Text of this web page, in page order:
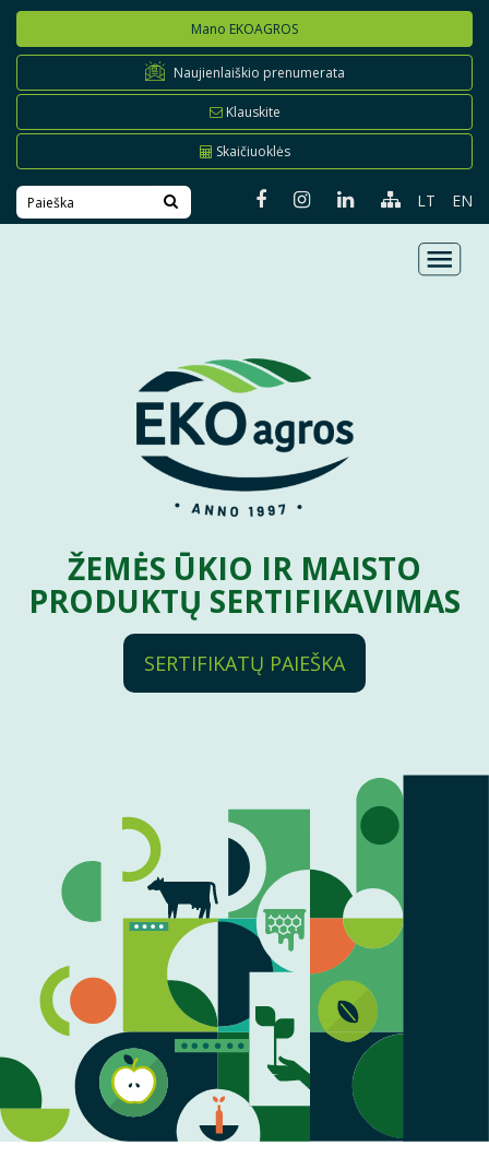
Mano EKOAGROS
Naujienlaiškio prenumerata
Klauskite
Skaičiuoklės
LT EN
ŽEMĖS ŪKIO IR MAISTO
PRODUKTŲ SERTIFIKAVIMAS
SERTIFIKATŲ PAIEŠKA